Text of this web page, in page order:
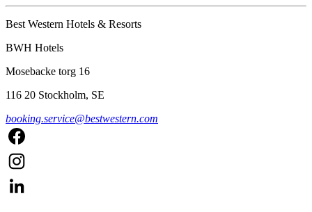
Best Western Hotels & Resorts
BWH Hotels
Mosebacke torg 16
116 20 Stockholm, SE
booking.service@bestwestern.com